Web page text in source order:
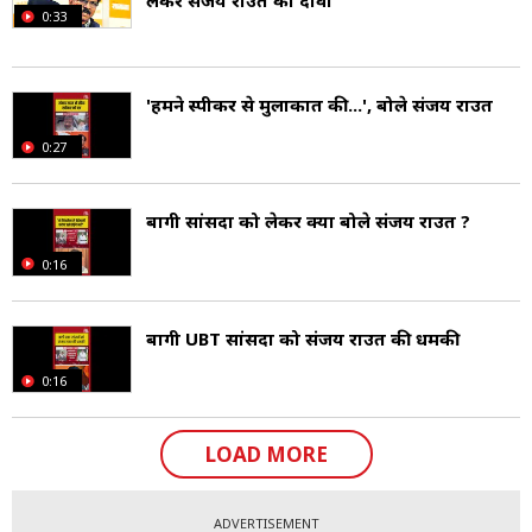
0:33
0:27
'हमने स्पीकर से मुलाकात की...', बोले संजय राउत
0:16
बागी सांसदों को लेकर क्या बोले संजय राउत ?
0:16
बागी UBT सांसदों को संजय राउत की धमकी
LOAD MORE
ADVERTISEMENT